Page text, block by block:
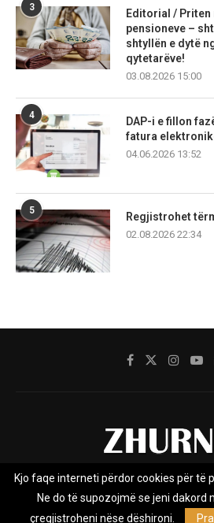
3
Editorial /
pensioneve –
shtyllën e dytë
qytetarëve!
03.08.2026 15:00
4
DAP-i e fillon
fatura
04.06.2026 13:52
5
Regjistrohet
02.08.2026 22:34
Rreth nesh Impresumi
Privacy
Kjo faqe interneti përdor cookies për të
Ne do të supozojmë se jeni dakord
çregjistroheni nëse dëshironi.